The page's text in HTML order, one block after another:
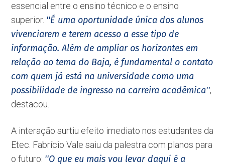
essencial entre o ensino técnico e o ensino
superior. ''É uma oportunidade única dos alunos
vivenciarem e terem acesso a esse tipo de
informação. Além de ampliar os horizontes em
relação ao tema do Baja, é fundamental o contato
com quem já está na universidade como uma
possibilidade de ingresso na carreira acadêmica'',
destacou.
A interação surtiu efeito imediato nos estudantes da
Etec. Fabrício Vale saiu da palestra com planos para
o futuro: ''O que eu mais vou levar daqui é a